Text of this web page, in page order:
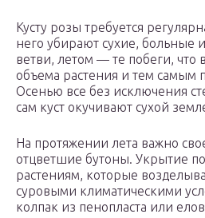
Кусту розы требуется
него убирают сухие, больные
ветви, летом — те побеги, что
объема растения и тем самым
Осенью все без исключения
сам куст окучивают сухой
На протяжении лета важно
отцветшие бутоны. Укрытие
растениям, которые
суровыми климатическими
колпак из пенопласта или